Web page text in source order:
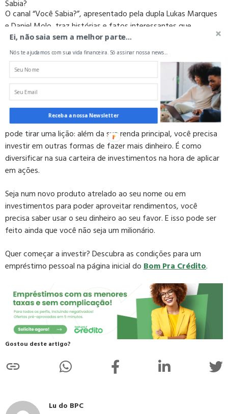
O canal “Você Sabia?”, apresentado pela dupla Lukas Marques
e Daniel Molo, traz histórias e fatos interessantes que
despertam a curiosidade do público – que já soma mais de 33
milhões de inscritos.
A dupla tem também um jogo lançado e livros. Segundo o site
youtubers, o
patrimônio acumulado estimado
do canal nos
últimos 90 dias pode chegar a $ 495 mil dólares.
Por esses exemplos de youtubers e jovens milionários você
pode tirar uma lição: além da sua renda principal, você precisa
investir em outras formas de fazer mais dinheiro. É como
diversificar na sua carteira de investimentos na hora de aplicar
em ações.
Seja num novo produto atrelado ao seu nome ou em
investimentos para poder aproveitar rendimentos, você
precisa saber usar o seu dinheiro ao seu favor. E isso pode ser
feito ainda que você não seja um milionário.
Quer começar a investir? Descubra as condições para um
empréstimo pessoal na página inicial doBom Pra Crédito.
Gostou deste artigo?
Lu do BPC
Ei, não saia sem a melhor parte...
Nós te ajudamos com sua vida financeira. Só assinar nossa news...
Receba a nossa Newsletter